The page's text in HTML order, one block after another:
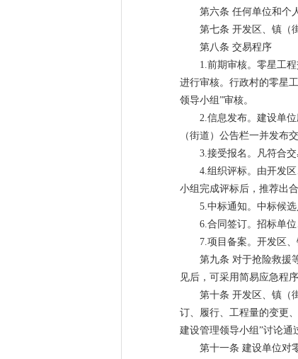
第六条 任何单位和个
第七条 开发区、镇（
第八条 交易程序
1.前期审核。零星工
进行审核。行政村的零星
领导小组”审核。
2.信息发布。建设单
（街道）公告栏一并发布
3.接受报名。凡符合
4.组织评标。由开发
小组完成评标后，推荐出
5.中标通知。中标候
6.合同签订。招标单
7.项目备案。开发区
第九条 对于抢险救援
见后，可采用简易应急程
第十条 开发区、镇（
订、履行、工程量的变更
建设管理领导小组”讨论通
第十一条 建设单位对